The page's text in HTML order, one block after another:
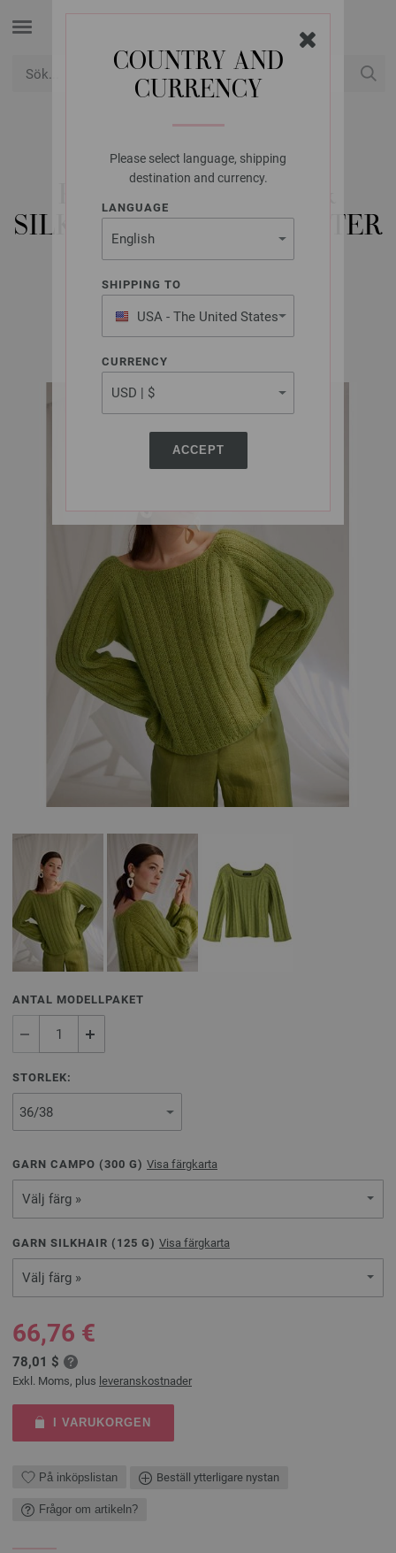
COUNTRY AND
CURRENCY
Please select language, shipping
destination and currency.
LANGUAGE
SHIPPING TO
USA - The United States
of America
CURRENCY
ACCEPT
LANA GROSSA
PULLOVER CAMPO &
SILKHAIR - STICKMÖNSTER
(NO)
ANTAL MODELLPAKET
STORLEK:
GARN CAMPO (300 G) Visa färgkarta
Välj färg »
GARN SILKHAIR ( 125 G) Visa färgkarta
Välj färg »
66,76 €
78,01 $
Exkl. Moms, plus leveranskostnader
I VARUKORGEN
På inköpslistan Beställ ytterligare nystan
Frågor om artikeln?